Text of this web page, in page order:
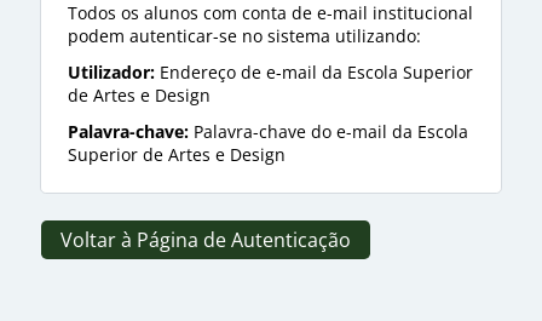
Todos os alunos com conta de e-mail institucional
podem autenticar-se no sistema utilizando:
Utilizador: Endereço de e-mail da Escola Superior
de Artes e Design
Palavra-chave: Palavra-chave do e-mail da Escola
Superior de Artes e Design
Voltar à Página de Autenticação